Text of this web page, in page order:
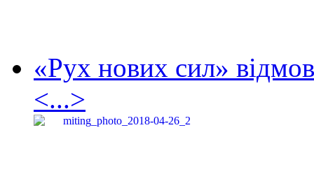
«Рух нових сил»
<...>